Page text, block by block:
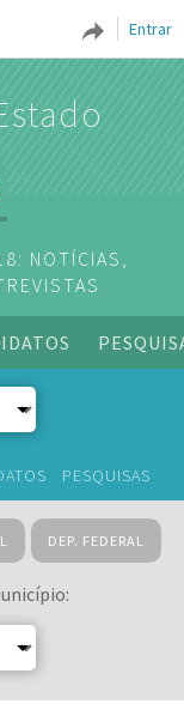
Entrar
NOTÍCIAS,
PESQUISAS
DEP. FEDERAL